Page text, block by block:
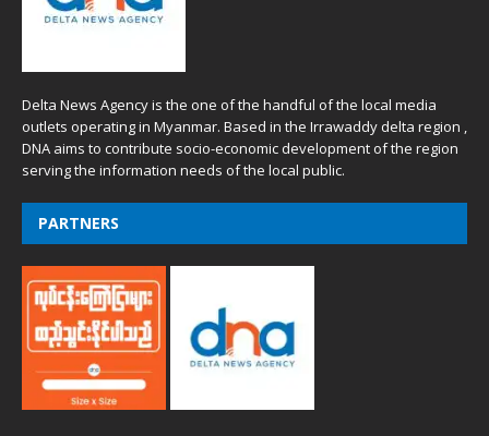
Delta News Agency is the one of the handful of the local media
outlets operating in Myanmar. Based in the Irrawaddy delta region ,
DNA aims to contribute socio-economic development of the region
serving the information needs of the local public.
PARTNERS